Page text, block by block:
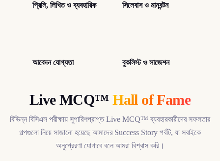
প্রিলি, লিখিত ও ব্যবহারিক সিলেবাস ও মানবন্টন
আবেদন যোগ্যতা বুকলিস্ট ও সাজেশন
Live MCQ™Hall of Fame
বিভিন্ন বিসিএস পরীক্ষায় সুপারিশপ্রাপ্ত Live MCQ™ ব্যবহারকারীদের সফলতার
গল্পগুলো নিয়ে সাজানো হয়েছে আমাদের Success Story পর্বটি, যা সবাইকে
অনুপ্রেরণা যোগাবে বলে আমরা বিশ্বাস করি।